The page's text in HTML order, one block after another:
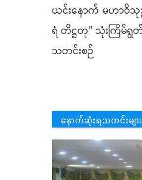
ယင်းနောက် မဟာဝိသု
ရံ တိဋ္ဌတု” သုံးကြိမ်
သတင်းစဉ်
နောက်ဆုံးရသတင်းများ